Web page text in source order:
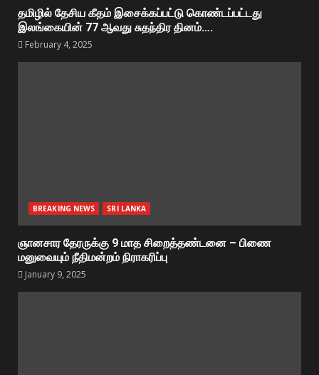
தமிழில் தேசிய கீதம் இசைக்கப்பட்டு கொண்டப்பட்டது
இலங்கையின் 77 ஆவது சுதந்திர தினம்….
February 4, 2025
BREAKING NEWS SRI LANKA
ஞானசார தேரருக்கு 9 மாத சிறைத்தண்டனை – பிணை
மனுவையும் நீதிமன்றம் நிராகரிப்பு
January 9, 2025